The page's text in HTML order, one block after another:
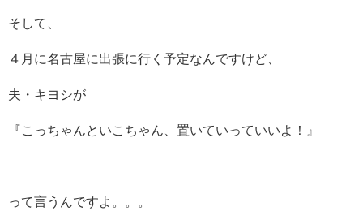
そして、
４月に名古屋に出張に行く予定なんですけど、
夫・キヨシが
『こっちゃんといこちゃん、置いていっていいよ！』
って言うんですよ。。。